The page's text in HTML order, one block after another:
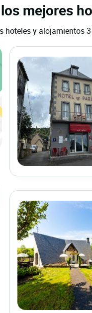
mejores
hoteles y alojamientos